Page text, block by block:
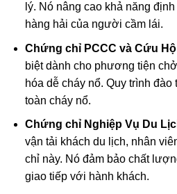
lý. Nó nâng cao khả năng
hàng hải của người cầm lái.
Chứng chỉ PCCC và Cứu
biệt dành cho phương tiện
hóa dễ cháy nổ. Quy trình đào
toàn cháy nổ.
Chứng chỉ Nghiệp Vụ Du
vận tải khách du lịch, nhân
chỉ này. Nó đảm bảo chất
giao tiếp với hành khách.